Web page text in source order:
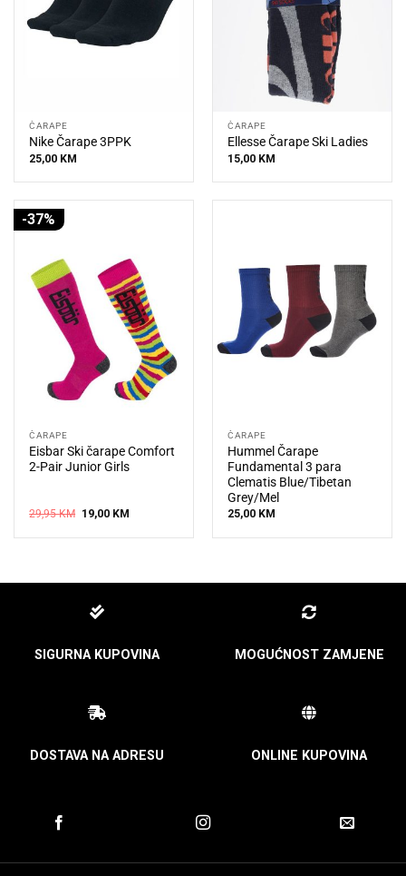
ČARAPE
Nike Čarape 3PPK
25,00 KM
ČARAPE
Ellesse Čarape Ski Ladies
15,00 KM
-37%
ČARAPE
Eisbar Ski čarape Comfort
2-Pair Junior Girls
29,95KM Original
was:
19,00 KMCurrent
is:
ČARAPE
Hummel Čarape
Fundamental 3 para
Clematis Blue/Tibetan
Grey/Mel
25,00 KM
SIGURNA KUPOVINA MOGUĆNOST ZAMJENE
DOSTAVA NA ADRESU ONLINE KUPOVINA